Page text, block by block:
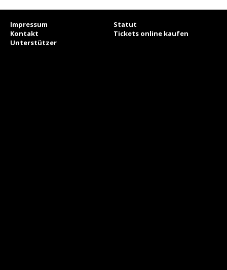
Impressum
Statut
Kontakt
Tickets online kaufen
Unterstützer